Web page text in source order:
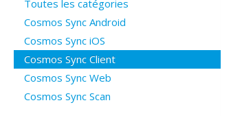
Toutes les catégories
Cosmos Sync Android
Cosmos Sync iOS
Cosmos Sync Client
Cosmos Sync Web
Cosmos Sync Scan